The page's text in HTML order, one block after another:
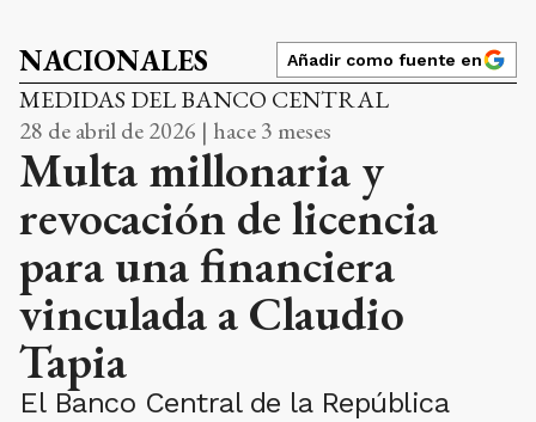
NACIONALES Añadir como fuente en
MEDIDAS DEL BANCO CENTRAL
28 de abril de 2026 | hace 3 meses
Multa millonaria y
revocación de licencia
para una financiera
vinculada a Claudio
Tapia
El Banco Central de la República